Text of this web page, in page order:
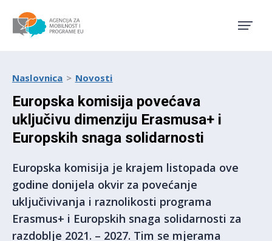
Naslovnica Novosti
Europska komisija povećava
uključivu dimenziju Erasmusa+ i
Europskih snaga solidarnosti
Europska komisija je krajem listopada ove
godine donijela okvir za povećanje
uključivivanja i raznolikosti programa
Erasmus+ i Europskih snaga solidarnosti za
razdoblje 2021. – 2027. Tim se mjerama